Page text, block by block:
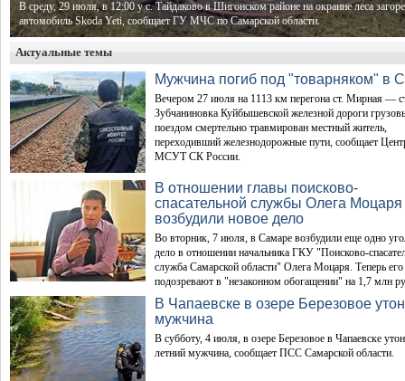
В среду, 29 июля, в 12:00 у с. Тайдаково в Шигонском районе на окраине леса
автомобиль Skoda Yeti, сообщает ГУ МЧС по Самарской области.
Актуальные темы
Мужчина погиб под "товарняком" в
Вечером 27 июля на 1113 км перегона ст. Мирная —
Зубчаниновка Куйбышевской железной дороги
поездом смертельно травмирован местный житель,
переходивший железнодорожные пути, сообщает
МСУТ СК России.
В отношении главы поисково-
спасательной службы Олега Моцаря
возбудили новое дело
Во вторник, 7 июля, в Самаре возбудили еще одно
дело в отношении начальника ГКУ "Поисково-
служба Самарской области" Олега Моцаря. Теперь его
подозревают в "незаконном обогащении" на 1,7 млн
В Чапаевске в озере Березовое
мужчина
В субботу, 4 июля, в озере Березовое в Чапаевске
летний мужчина, сообщает ПСС Самарской области.